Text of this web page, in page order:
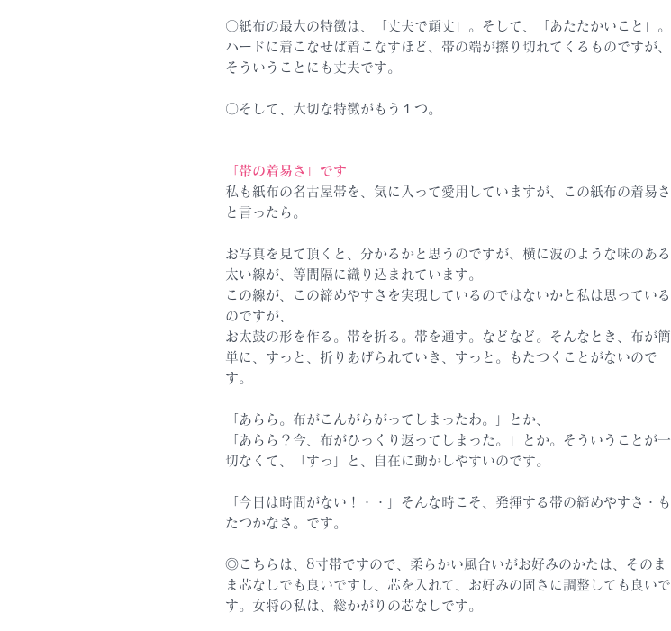
〇紙布の最大の特徴は、「丈夫で頑丈」。そして、「あたたかいこと」。
ハードに着こなせば着こなすほど、帯の端が擦り切れてくるものですが、
そういうことにも丈夫です。
〇そして、大切な特徴がもう１つ。
「帯の着易さ」です
私も紙布の名古屋帯を、気に入って愛用していますが、この紙布の着易さ
と言ったら。
お写真を見て頂くと、分かるかと思うのですが、横に波のような味のある
太い線が、等間隔に織り込まれています。
この線が、この締めやすさを実現しているのではないかと私は思っている
のですが、
お太鼓の形を作る。帯を折る。帯を通す。などなど。そんなとき、布が簡
単に、すっと、折りあげられていき、すっと。もたつくことがないので
す。
「あらら。布がこんがらがってしまったわ。」とか、
「あらら？今、布がひっくり返ってしまった。」とか。そういうことが一
切なくて、「すっ」と、自在に動かしやすいのです。
「今日は時間がない！・・」そんな時こそ、発揮する帯の締めやすさ・も
たつかなさ。です。
◎こちらは、8寸帯ですので、柔らかい風合いがお好みのかたは、そのま
ま芯なしでも良いですし、芯を入れて、お好みの固さに調整しても良いで
す。女将の私は、総かがりの芯なしです。